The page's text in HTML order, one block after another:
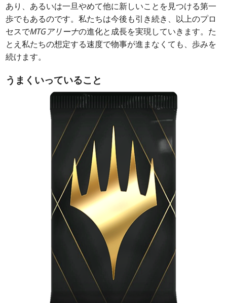
あり、あるいは一旦やめて他に新しいことを見つける第一
歩でもあるのです。私たちは今後も引き続き、以上のプロ
セスでMTGアリーナの進化と成長を実現していきます。た
とえ私たちの想定する速度で物事が進まなくても、歩みを
続けます。
うまくいっていること